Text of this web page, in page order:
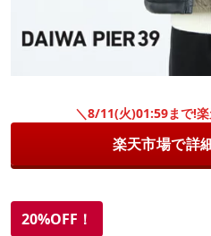
＼8/11(火)01:59まで!
楽天市場で詳
20%OFF！